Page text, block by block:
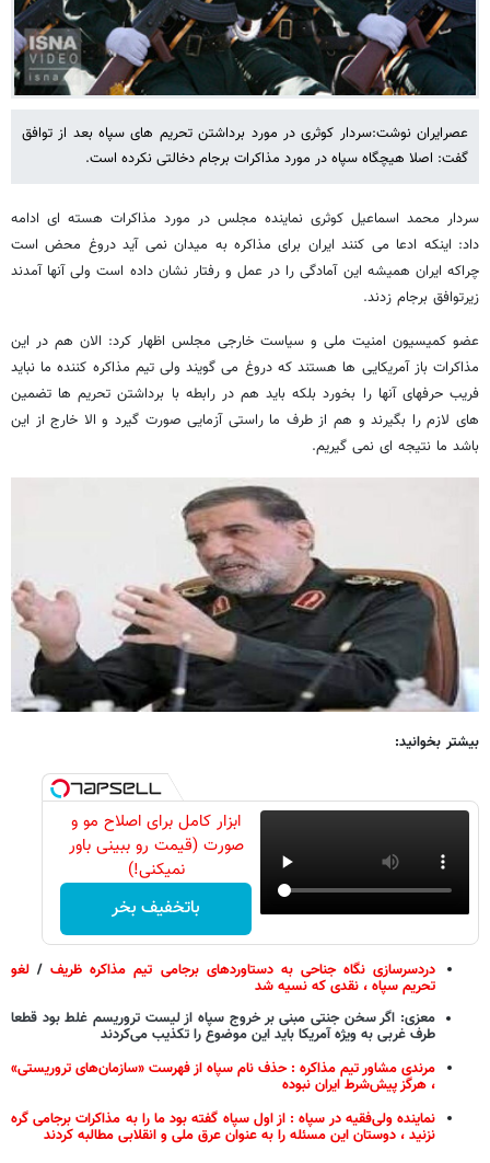
عصرایران نوشت:سردار کوثری در مورد برداشتن تحریم های سپاه بعد از توافق
گفت: اصلا هیچگاه سپاه در مورد مذاکرات برجام دخالتی نکرده است.
سردار محمد اسماعیل کوثری نماینده مجلس در مورد مذاکرات هسته ای ادامه
داد: اینکه ادعا می کنند ایران برای مذاکره به میدان نمی آید دروغ محض است
چراکه ایران همیشه این آمادگی را در عمل و رفتار نشان داده است ولی آنها آمدند
زیرتوافق برجام زدند.
عضو کمیسیون امنیت ملی و سیاست خارجی مجلس اظهار کرد: الان هم در این
مذاکرات باز آمریکایی ها هستند که دروغ می گویند ولی تیم مذاکره کننده ما نباید
فریب حرفهای آنها را بخورد بلکه باید هم در رابطه با برداشتن تحریم ها تضمین
های لازم را بگیرند و هم از طرف ما راستی آزمایی صورت گیرد و الا خارج از این
باشد ما نتیجه ای نمی گیریم.
بیشتر بخوانید:
ابزار کامل برای اصلاح مو و
صورت (قیمت رو ببینی باور
نمیکنی!)
باتخفیف بخر
دردسرسازی نگاه جناحی به دستاوردهای برجامی تیم مذاکره ظریف/ لغو
تحریم سپاه ، نقدی که نسیه شد
معزی: اگر سخن جنتی مبنی بر خروج سپاه از لیست تروریسم غلط بود قطعا
طرف غربی به ویژه آمریکا باید این موضوع را تکذیب می‌کردند
مرندی مشاور تیم مذاکره : حذف نام سپاه از فهرست «سازمان‌های تروریستی»
، هرگز پیش‌شرط ایران نبوده
نماینده ولی‌فقیه در سپاه : از اول سپاه گفته بود ما را به مذاکرات برجامی گره
نزنید ، دوستان این مسئله را به عنوان عرق ملی و انقلابی مطالبه کردند